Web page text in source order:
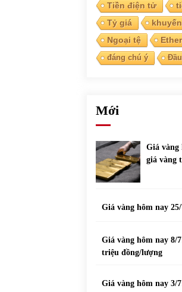
phiếu nổi bật
31/05/
Top 10 xe bán
13/10/
Tiền điện tử
Tỷ giá
Ngoại tệ
đáng chú ý
Mới
Giá vàng
giá vàng
Giá vàng hôm nay
Giá vàng hôm nay 8/
triệu đồng/lượng
Giá vàng hôm nay 3/